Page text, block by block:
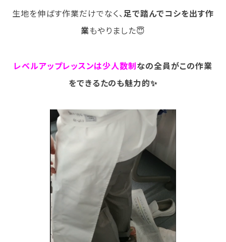
チャレンジプログラム
サマーチャレンジ実習
コンクールチャレンジ
キャンパスライフ
学生カフェ営業インフォメーション
コックコート紹介
高校生の方へ
社会人・大学生・短大生の方へ
留学生の方へ(for Foreign Student)
各種証明書の申請について
生地を伸ばす作業だけでなく、足で踏んでコシを出す作
業もやりました😇
レベルアップレッスンは少人数制なの全員がこの作業
をできるたのも魅力的✨